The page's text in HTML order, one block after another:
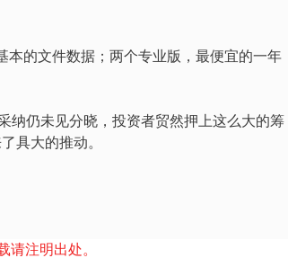
本的文件数据；两个专业版，最便宜的一年
纳仍未见分晓，投资者贸然押上这么大的筹
具大的推动。
请注明出处。